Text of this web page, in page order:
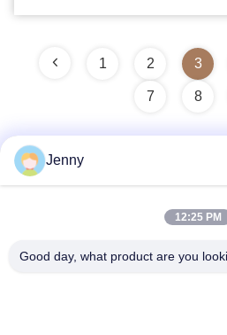
1 2 3
7 8
2 Stock 11, Nordbezirk 4 Block,
Jenny
12:25 PM
Good day, what product are you